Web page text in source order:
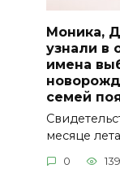
Моника,
узнали в
имена
семей
месяце
0 139